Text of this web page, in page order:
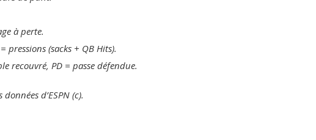
à perte.
pressions (sacks + QB Hits).
recouvré, PD = passe défendue.
d’ESPN (c).